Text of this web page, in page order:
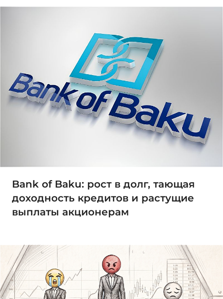
Bank of Baku: рост в долг, тающая
доходность кредитов и растущие
выплаты акционерам